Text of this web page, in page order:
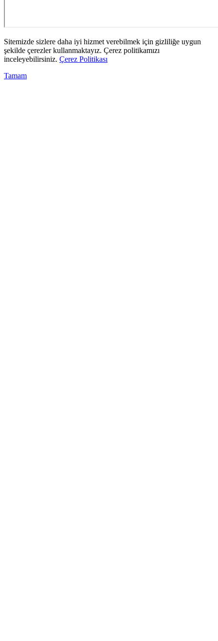
Sitemizde sizlere daha iyi hizmet verebilmek için gizliliğe uygun
şekilde çerezler kullanmaktayız. Çerez politikamızı
inceleyebilirsiniz. Çerez Politikası
Tamam